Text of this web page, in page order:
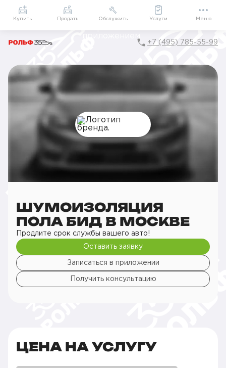
Приложение
Мой РОЛЬФ
Подарки внутри
+7 (495) 785-55-99
ГлавнаяРОЛЬФ Сервис
Сервис BYD
Детейлинг
Шумоизоляция
Шумоизоляция пола
ШУМОИЗОЛЯЦИЯ
ПОЛА БИД В МОСКВЕ
Продлите срок службы вашего авто!
Оставить заявку
Записаться в приложении
Получить консультацию
ЦЕНА НА УСЛУГУ
Купить Продать Обслужить Услуги Меню